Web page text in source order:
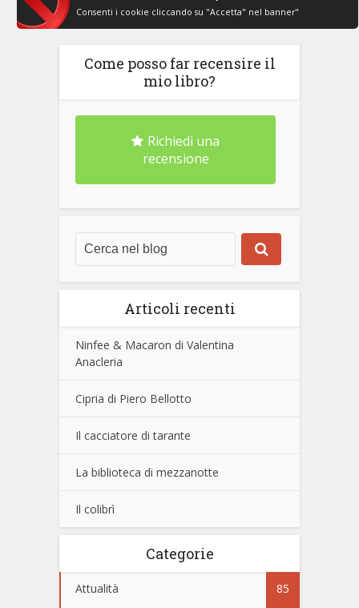
Consenti i cookie cliccando su "Accetta" nel banner"
Come posso far recensire il
mio libro?
Richiedi una
recensione
Articoli recenti
Ninfee & Macaron di Valentina
Anacleria
Cipria di Piero Bellotto
Il cacciatore di tarante
La biblioteca di mezzanotte
Il colibrì
Categorie
Attualità 85